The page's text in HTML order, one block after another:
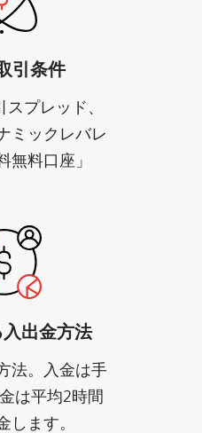
引条件
スプレッド、
ミックレバレ
無料口座」
出金方法
法。入金は手
は平均2時間
します。